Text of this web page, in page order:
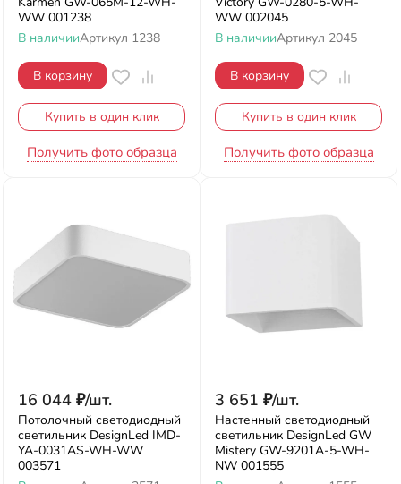
WW 001238
В наличииАртикул 1238
В корзину
Купить в один клик
Получить фото образца
WW 002045
В наличииАртикул 2045
В корзину
Купить в один клик
Получить фото образца
16 044 ₽/шт.
Потолочный светодиодный
светильник DesignLed IMD-
YA-0031AS-WH-WW
003571
3 651 ₽/шт.
Настенный светодиодный
светильник DesignLed GW
Mistery GW-9201A-5-WH-
NW 001555